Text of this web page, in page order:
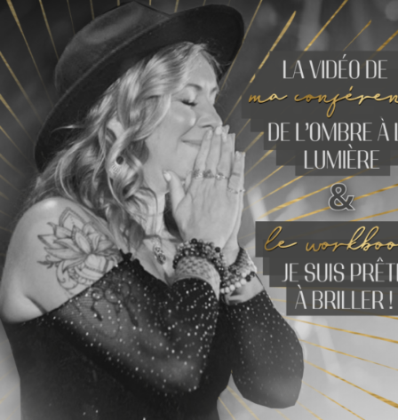
Quand je suis avec quelqu’un, je suis là
corps et âme. Je m’efforce d’être
totalement présente, d’écouter
attentivement, de regarder avec attention
et de ressentir avec empathie. Je veux
qu’ils sachent qu’ils sont importants, qu’ils
méritent toute mon attention et mon
respect. Je veux créer un espace où ils se
sentent écoutés, compris et aimés.